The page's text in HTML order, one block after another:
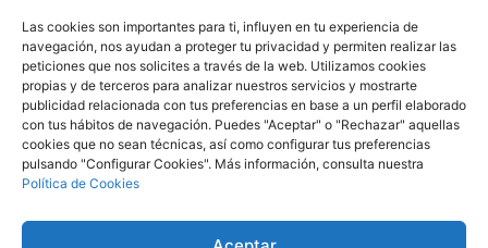
Las cookies son importantes para ti, influyen en tu experiencia de
navegación, nos ayudan a proteger tu privacidad y permiten realizar las
peticiones que nos solicites a través de la web. Utilizamos cookies
propias y de terceros para analizar nuestros servicios y mostrarte
publicidad relacionada con tus preferencias en base a un perfil elaborado
con tus hábitos de navegación. Puedes "Aceptar" o "Rechazar" aquellas
cookies que no sean técnicas, así como configurar tus preferencias
pulsando "Configurar Cookies". Más información, consulta nuestra
Política de Cookies
Prensa
Legal
Política de privacidad
Política de cookies
Aviso Legal
Componentes